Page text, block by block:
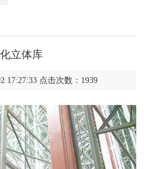
立体库
17:27:33 点击次数：1939